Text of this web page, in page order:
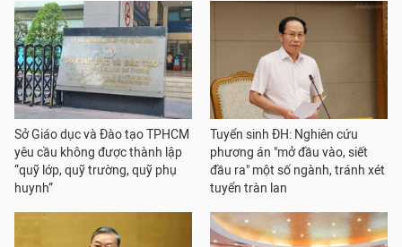
Sở Giáo dục và Đào tạo TPHCM
yêu cầu không được thành lập
“quỹ lớp, quỹ trường, quỹ phụ
huynh”
Tuyển sinh ĐH: Nghiên cứu
phương án "mở đầu vào, siết
đầu ra" một số ngành, tránh xét
tuyển tràn lan